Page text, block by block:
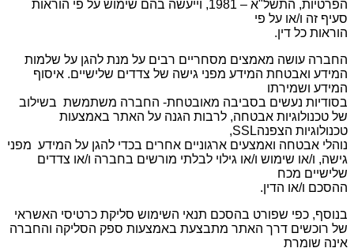
הפרטיות, התשל"א – 1981, וייעשה בהם שימוש על פי הוראות
סעיף זה ו/או על פי
הוראות כל דין.
החברה עושה מאמצים מסחריים רבים על מנת להגן על שלמות
המידע ואבטחת המידע מפני גישה של צדדים שלישיים. איסוף
המידע ושמירתו
בסודיות נעשים בסביבה מאובטחת- החברה משתמשת בשילוב
של טכנולוגיות אבטחה, לרבות הגנה על האתר באמצעות
טכנולוגיות הצפנהSSL,
נוהלי אבטחה ואמצעים ארגוניים אחרים בכדי להגן על המידע מפני
גישה, ו/או שימוש ו/או גילוי לבלתי מורשים בחברה ו/או צדדים
שלישיים מכח
ההסכם ו/או הדין.
בנוסף, כפי שפורט בהסכם תנאי השימוש סליקת כרטיסי האשראי
של רוכשים דרך האתר מתבצעת באמצעות ספק הסליקה והחברה
אינה שומרת